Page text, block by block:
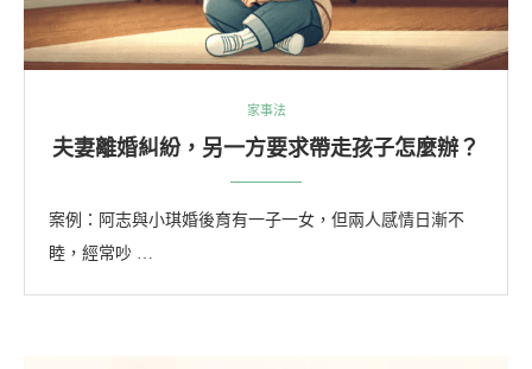
家事法
夫妻離婚糾紛，另一方要求帶走孩子怎麼辦？
案例：阿志與小琪婚後育有一子一女，但兩人感情日漸不
睦，經常吵 …